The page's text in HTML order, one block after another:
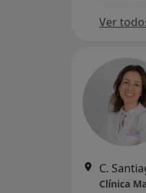
Ver
C.
Clínica